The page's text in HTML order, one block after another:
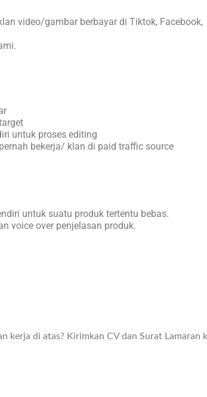
video/gambar berbayar di Tiktok, Facebook,
untuk proses editing
bekerja/ klan di paid traffic source
untuk suatu produk tertentu bebas.
voice over penjelasan produk.
kerja di atas? Kirimkan CV dan Surat Lamaran